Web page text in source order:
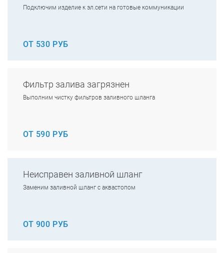
Подключим изделие к эл.сети на готовые коммуникации
ОТ 530 РУБ
Фильтр залива загрязнен
Выполним чистку фильтров заливного шланга
ОТ 590 РУБ
Неисправен заливной шланг
Заменим заливной шланг с аквастопом
ОТ 900 РУБ